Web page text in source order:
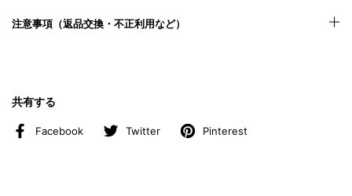
カラー
本体（ホワイト× ペイントブルー）
素材
牛革
×スムース
注意事項（返品交換・不正利用など）
共有する
Facebook Twitter Pinterest